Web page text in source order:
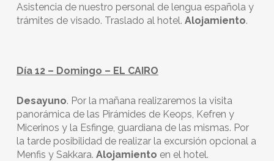
Asistencia de nuestro personal de lengua española y
trámites de visado. Traslado al hotel. Alojamiento.
Día 12 – Domingo – EL CAIRO
Desayuno. Por la mañana realizaremos la visita
panorámica de las Pirámides de Keops, Kefren y
Micerinos y la Esfinge, guardiana de las mismas. Por
la tarde posibilidad de realizar la excursión opcional a
Menfis y Sakkara. Alojamiento en el hotel.